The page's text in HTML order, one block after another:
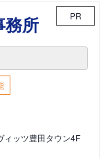
務所 PR
ィッツ豊田タウン4F